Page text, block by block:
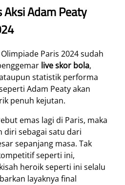
Aksi Adam Peaty
Paris 2024 sudah
live skor bola,
statistik performa
Adam Peaty akan
penuh kejutan.
emas lagi di Paris, maka
diri sebagai satu dari
sepanjang masa. Tak
seperti ini,
heroik seperti ini selalu
layaknya final